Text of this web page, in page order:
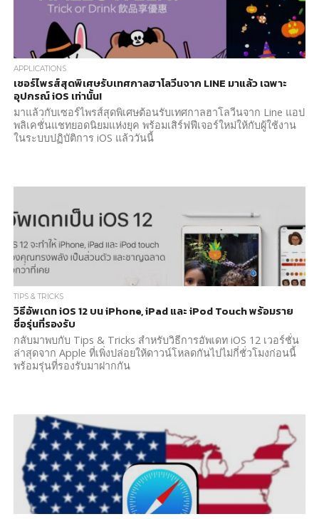
APPLICATIONS
เซอร์ไพรส์สุดพิเศษรับเทศกาลฮาโลวีนจาก LINE มาแล้ว เฉพาะ
อุปกรณ์ iOS เท่านั้น!
มาแล้วกับเซอร์ไพรส์สุดพิเศษต้อนรับเทศกาลฮาโลวีนจาก Line แอป
พลิเคชั่นแชทยอดนิยมแห่งยุค พร้อมเสิร์ฟฟีเจอร์ใหม่ให้กับผู้ใช้งาน
ในระบบปฏิบัติการ iOS แล้ววันนี้
TIPS & TRICKS
วิธีอัพเดท iOS 12 บน iPhone, iPad และ iPod Touch พร้อมราย
ชื่อรุ่นที่รองรับ
กลับมาพบกับ Tips & Tricks สำหรับวิธีการอัพเดท iOS 12 เวอร์ชั่น
ล่าสุดจาก Apple ที่เพิ่งปล่อยให้ดาวน์โหลดกันไปไม่กี่ชั่วโมงก่อนนี้
พร้อมรุ่นที่รองรับมาฝากกัน